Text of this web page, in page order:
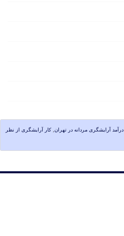
درآمد آرایشگری مردانه در تهران کار آرایشگری از نظر